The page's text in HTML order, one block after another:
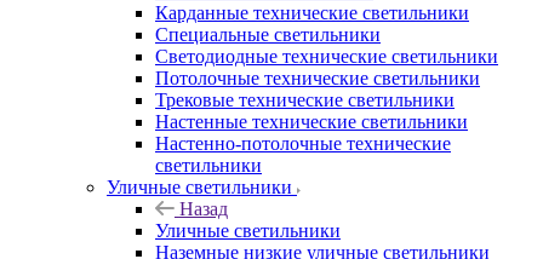
Карданные технические светильники
Специальные светильники
Светодиодные технические светильники
Потолочные технические светильники
Трековые технические светильники
Настенные технические светильники
Настенно-потолочные технические
светильники
Уличные светильники
Назад
Уличные светильники
Наземные низкие уличные светильники